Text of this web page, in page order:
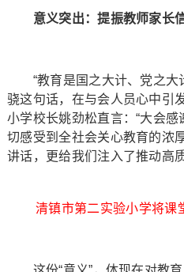
意义突出：提振教师家长
“教育是国之大计、党之大
骁这句话，在与会人员心中引
小学校长姚劲松直言：“大会
切感受到全社会关心教育的浓
讲话，更给我们注入了推动高
清镇市第二实验小学将课